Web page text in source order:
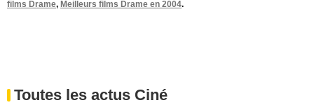
films Drame, Meilleurs films Drame en 2004.
Toutes les actus Ciné